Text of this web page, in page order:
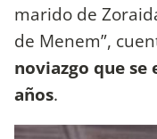
marido de
de Menem”,
noviazgo que
años.